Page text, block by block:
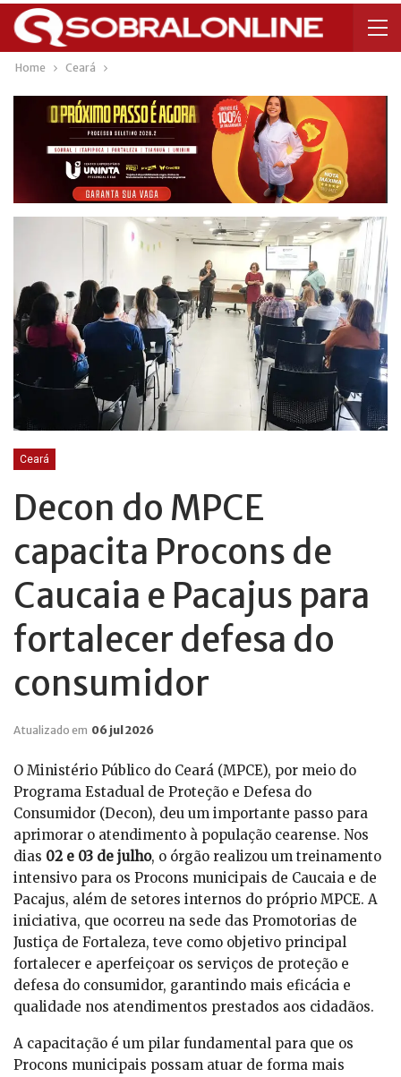
Home Ceará
Ceará
Decon do MPCE
capacita Procons de
Caucaia e Pacajus para
fortalecer defesa do
consumidor
Atualizado em 06 jul 2026
O Ministério Público do Ceará (MPCE), por meio do
Programa Estadual de Proteção e Defesa do
Consumidor (Decon), deu um importante passo para
aprimorar o atendimento à população cearense. Nos
dias 02 e 03 de julho, o órgão realizou um treinamento
intensivo para os Procons municipais de Caucaia e de
Pacajus, além de setores internos do próprio MPCE. A
iniciativa, que ocorreu na sede das Promotorias de
Justiça de Fortaleza, teve como objetivo principal
fortalecer e aperfeiçoar os serviços de proteção e
defesa do consumidor, garantindo mais eficácia e
qualidade nos atendimentos prestados aos cidadãos.
A capacitação é um pilar fundamental para que os
Procons municipais possam atuar de forma mais